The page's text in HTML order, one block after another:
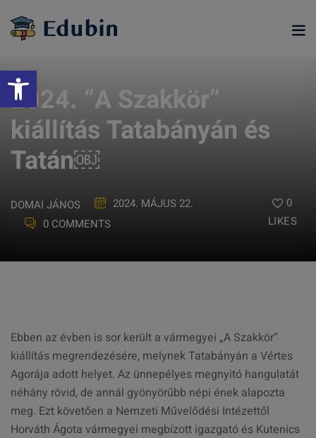
Eszköztár megnyitása
content
2024. “A Szakkör”
kiállítás Tatabányán és
Tatán￼
DOMAI JÁNOS
2024. MÁJUS 22.
0 COMMENTS
0
LIKES
Ebben az évben is sor került a vármegyei „A Szakkör”
kiállítás megrendezésére, melynek Tatabányán a Vértes
Agorája adott helyet. Az ünnepélyes megnyitó hangulatát
néhány rövid, de annál gyönyörűbb népi ének alapozta
meg. Ezt követően a Nemzeti Művelődési Intézettől
Horváth Ágota vármegyei megbízott igazgató és Kutenics